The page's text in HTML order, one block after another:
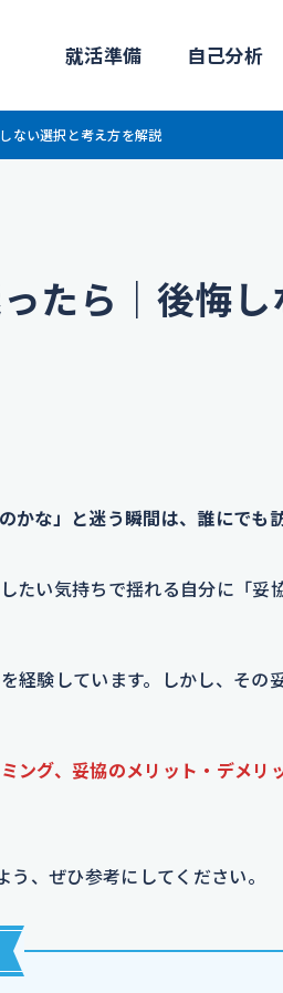
就活準備 自己分析
ない選択と考え方を解説
たら｜後悔
かな」と迷う瞬間は、誰にでも
たい気持ちで揺れる自分に「妥
経験しています。しかし、その
ング、妥協のメリット・デメリ
う、ぜひ参考にしてください。